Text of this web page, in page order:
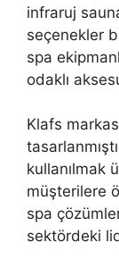
infraruj
seçenekler
spa
odaklı
Klafs
kullanılmak
müşterilere
spa
sektördeki